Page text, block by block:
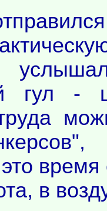
гул -
время
в